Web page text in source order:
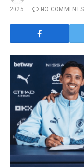
2025
NO COMMENTS